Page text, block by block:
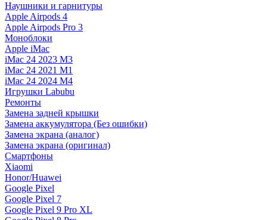
Наушники и гарнитуры
Apple Airpods 4
Apple Airpods Pro 3
Моноблоки
Apple iMac
iMac 24 2023 M3
iMac 24 2021 M1
iMac 24 2024 M4
Игрушки Labubu
Ремонты
Замена задней крышки
Замена аккумулятора (Без ошибки)
Замена экрана (аналог)
Замена экрана (оригинал)
Смартфоны
Xiaomi
Honor/Huawei
Google Pixel
Google Pixel 7
Google Pixel 9 Pro XL